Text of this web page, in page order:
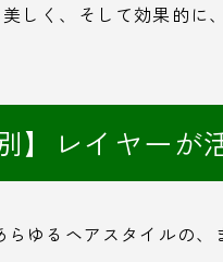
しく、そして効果的に
】レイヤー
ゆるヘアスタイルの、